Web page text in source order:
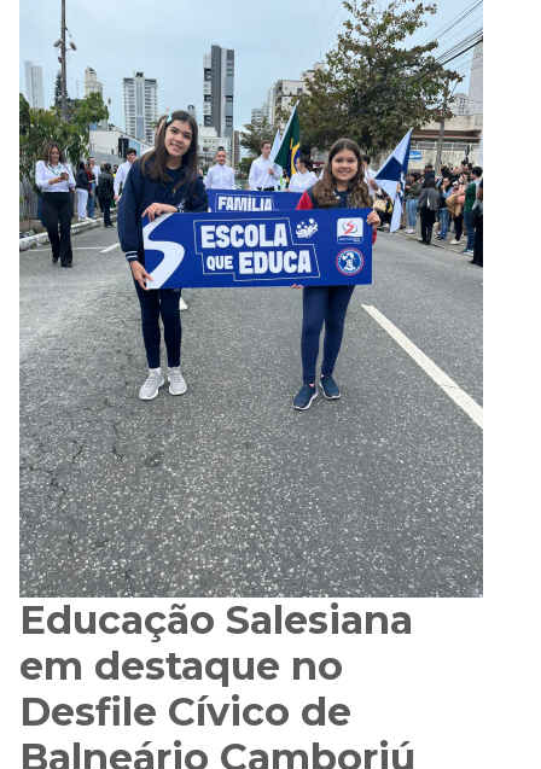
Educação Salesiana
em destaque no
Desfile Cívico de
Balneário Camboriú